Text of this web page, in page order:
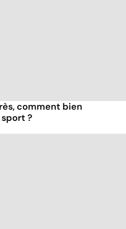
comment bien
?